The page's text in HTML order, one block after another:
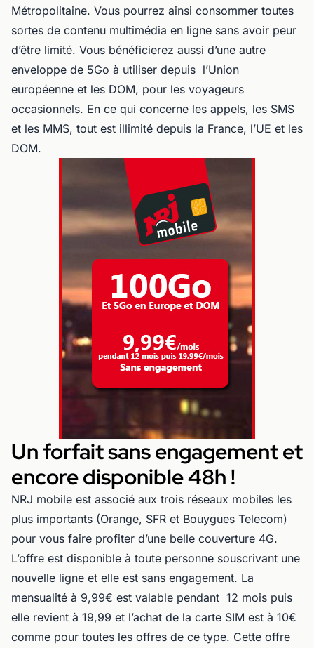
Métropolitaine. Vous pourrez ainsi consommer toutes
sortes de contenu multimédia en ligne sans avoir peur
d’être limité. Vous bénéficierez aussi d’une autre
enveloppe de 5Go à utiliser depuis l’Union
européenne et les DOM, pour les voyageurs
occasionnels. En ce qui concerne les appels, les SMS
et les MMS, tout est illimité depuis la France, l’UE et les
DOM.
Un forfait sans engagement et
encore disponible 48h !
NRJ mobile est associé aux trois réseaux mobiles les
plus importants (Orange, SFR et Bouygues Telecom)
pour vous faire profiter d’une belle couverture 4G.
L’offre est disponible à toute personne souscrivant une
nouvelle ligne et elle est sans engagement. La
mensualité à 9,99€ est valable pendant 12 mois puis
elle revient à 19,99 et l’achat de la carte SIM est à 10€
comme pour toutes les offres de ce type. Cette offre